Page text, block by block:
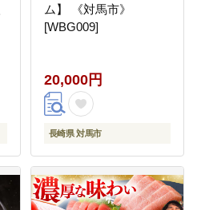
ム】 《対馬市》
[WBG009]
20,000円
長崎県 対馬市